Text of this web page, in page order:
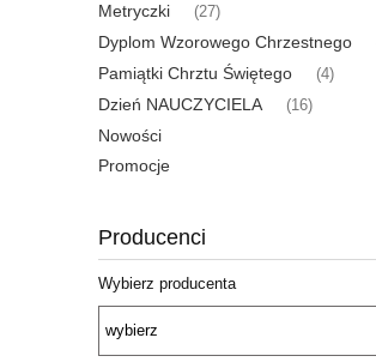
Metryczki (27)
Dyplom Wzorowego Chrzestnego
Pamiątki Chrztu Świętego (4)
Dzień NAUCZYCIELA (16)
Nowości
Promocje
Producenci
Wybierz producenta